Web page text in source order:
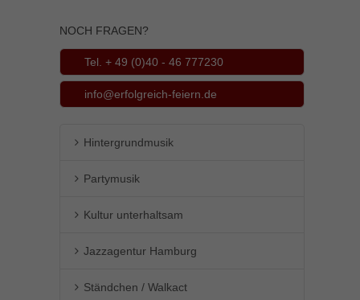
NOCH FRAGEN?
Tel. + 49 (0)40 - 46 777230
info@erfolgreich-feiern.de
Hintergrundmusik
Partymusik
Kultur unterhaltsam
Jazzagentur Hamburg
Ständchen / Walkact